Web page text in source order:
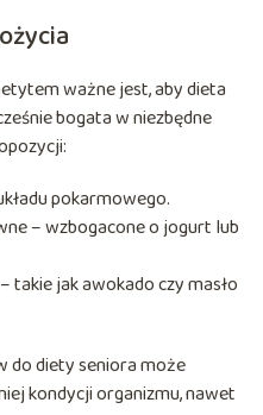
ważne jest, aby dieta
bogata w niezbędne
pokarmowego.
– wzbogacone o jogurt lub
takie jak awokado czy masło
do diety seniora może
kondycji organizmu, nawet